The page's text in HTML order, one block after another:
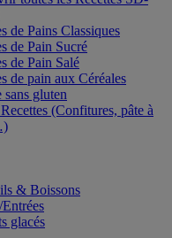
de Pains Classiques
de Pain Sucré
de Pain Salé
de pain aux Céréales
sans gluten
(Confitures, pâte à
& Boissons
Entrées
glacés